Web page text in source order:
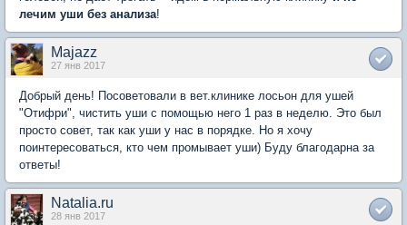
лечим уши без анализа!
Majazz
27 янв 2017
Добрый день! Посоветовали в вет.клинике лосьон для ушей
"Отифри", чистить уши с помощью него 1 раз в неделю. Это был
просто совет, так как уши у нас в порядке. Но я хочу
поинтересоваться, кто чем промывает уши) Буду благодарна за
ответы!
Natalia.ru
28 янв 2017